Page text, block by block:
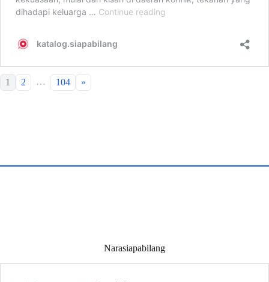
1 2 … 104 »
Narasiapabilang